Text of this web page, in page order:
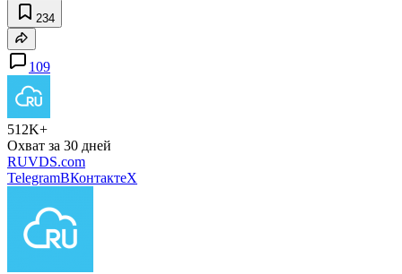
234
109
512K+
Охват за 30 дней
RUVDS.com
TelegramВКонтактеX